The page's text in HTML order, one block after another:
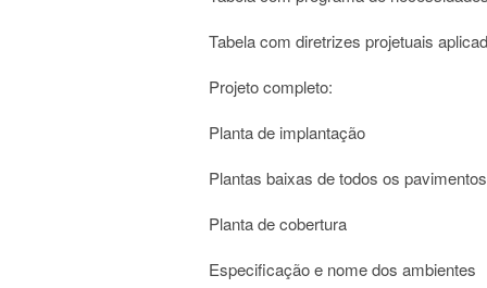
Tabela com diretrizes projetuais
Projeto completo:
Planta de implantação
Plantas baixas de todos os pavimentos
Planta de cobertura
Especificação e nome dos ambientes